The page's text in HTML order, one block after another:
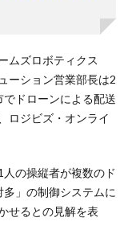
ムズロボティクス
ーション営業部長は2
ドローンによる配送
ロジビズ・オンライ
の操縦者が複数のド
」の制御システムに
せるとの見解を表